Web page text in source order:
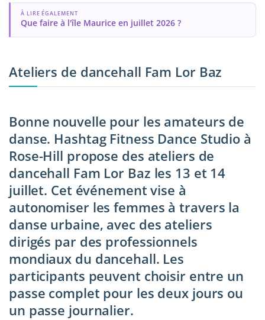
À LIRE ÉGALEMENT
Que faire à l'île Maurice en juillet 2026 ?
Ateliers de dancehall Fam Lor Baz
Bonne nouvelle pour les amateurs de
danse. Hashtag Fitness Dance Studio à
Rose-Hill propose des ateliers de
dancehall Fam Lor Baz les 13 et 14
juillet. Cet événement vise à
autonomiser les femmes à travers la
danse urbaine, avec des ateliers
dirigés par des professionnels
mondiaux du dancehall. Les
participants peuvent choisir entre un
passe complet pour les deux jours ou
un passe journalier.